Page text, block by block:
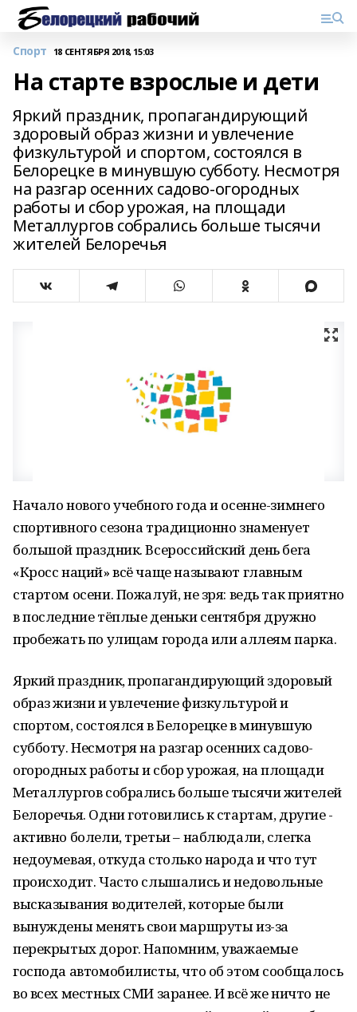
Спорт 18 СЕНТЯБРЯ 2018, 15:03
На старте взрослые и дети
Яркий праздник, пропагандирующий
здоровый образ жизни и увлечение
физкультурой и спортом, состоялся в
Белорецке в минувшую субботу. Несмотря
на разгар осенних садово-огородных
работы и сбор урожая, на площади
Металлургов собрались больше тысячи
жителей Белоречья
Начало нового учебного года и осенне-зимнего
спортивного сезона традиционно знаменует
большой праздник. Всероссийский день бега
«Кросс наций» всё чаще называют главным
стартом осени. Пожалуй, не зря: ведь так приятно
в последние тёплые деньки сентября дружно
пробежать по улицам города или аллеям парка.
Яркий праздник, пропагандирующий здоровый
образ жизни и увлечение физкультурой и
спортом, состоялся в Белорецке в минувшую
субботу. Несмотря на разгар осенних садово-
огородных работы и сбор урожая, на площади
Металлургов собрались больше тысячи жителей
Белоречья. Одни готовились к стартам, другие -
активно болели, третьи – наблюдали, слегка
недоумевая, откуда столько народа и что тут
происходит. Часто слышались и недовольные
высказывания водителей, которые были
вынуждены менять свои маршруты из-за
перекрытых дорог. Напомним, уважаемые
господа автомобилисты, что об этом сообщалось
во всех местных СМИ заранее. И всё же ничто не